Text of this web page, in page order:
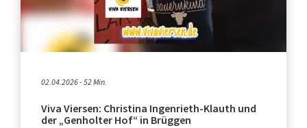
02.04.2026 - 52 Min.
Viva Viersen: Christina Ingenrieth-Klauth und
der „Genholter Hof“ in Brüggen